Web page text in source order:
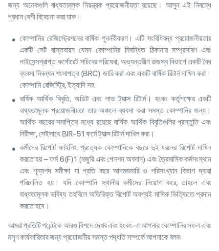
জন্য অনেকগুলি বাধ্যতামূলক নিয়ন্ত্রক প্রয়োজনীয়তা রয়েছে। আসুন এই নিবন্ধে
প্রধান বেশী বিবেচনা করা যাক।
কোম্পানির রেজিস্ট্রেশনের বার্ষিক পুনর্নবীকরণ। এটি সংবিধিবদ্ধ প্রয়োজনীয়তার
একটি সেট বাস্তবায়ন যেমন কোম্পানির নিবন্ধিত ঠিকানার সম্প্রসারণ এবং
লাইসেন্সপ্রাপ্ত কর্পোরেট সচিবের পরিষেবা, অভ্যন্তরীণ রাজস্ব বিভাগে একটি বৈধ
ব্যবসা নিবন্ধন শংসাপত্র (BRC) জারি করা এবং একটি বার্ষিক রিটার্ন দাখিল করা।
কোম্পানি রেজিস্ট্রি, ইত্যাদি সহ
বার্ষিক আর্থিক বিবৃতি, অডিট এবং লাভ ট্যাক্স রিটার্ন। হংকং কর্তৃপক্ষের একটি
বাধ্যতামূলক প্রয়োজনীয়তা তার অঞ্চলে ব্যবসা করা সমস্ত কোম্পানির জন্য।
আর্থিক বছরের সমাপ্তির মধ্যে রয়েছে বার্ষিক আর্থিক বিবৃতিগুলির প্রস্তুতি এবং
নিরীক্ষা, সেইসাথে BIR-51 ফর্মে ট্যাক্স রিটার্ন দাখিল করা।
কর্মীদের রিপোর্ট ফাইলিং. প্রত্যেক কোম্পানিকে বছরে দুই ধরনের রিপোর্ট দাখিল
করতে হয় – ফর্ম 6(F)1 (মজুরি এবং পেনশন অবদান) এবং ত্রৈমাসিক কর্মসংস্থান
এবং শূন্যপদ সমীক্ষা যা প্রতি বছর আদমশুমারি ও পরিসংখ্যান বিভাগ দ্বারা
পরিচালিত হয়। যদি কোম্পানি স্থানীয় কর্মীদের নিয়োগ করে, তাহলে এবং
বাধ্যতামূলক ভবিষ্য তহবিলে অতিরিক্ত রিপোর্ট অবশ্যই মাসিক ভিত্তিতে প্রদান
করতে হবে।
আমরা প্রতিটি পয়েন্টকে আরও বিশদে দেখব এবং হংকং-এ আপনার কোম্পানির সফল এবং
মসৃণ কার্যকারিতার জন্য প্রয়োজনীয় সমস্ত পদ্ধতি সম্পর্কে আপনাকে বলব৷